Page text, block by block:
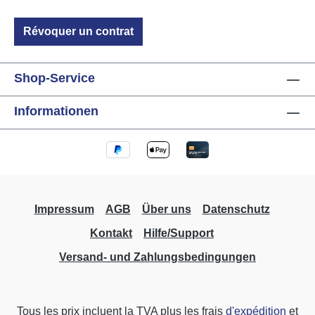
1.000.000 cycles de commutation Puissance
de commutation : max. 800W recommandé
Température de fonctionnement : -10°C à
condensant Conditions environnementales :
VDE637 Indice de protection : IP20 lors de
l'installation dans une boîte d'encastrement,
Révoquer un contrat
Shop-Service
Informationen
Impressum AGB Über uns
Datenschutz
Kontakt
Hilfe/Support
Versand- und Zahlungsbedingungen
Tous les prix incluent la TVA plus les frais d'expédition et